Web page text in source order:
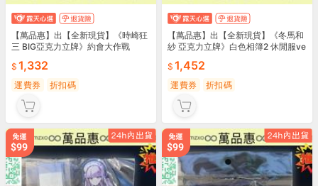
【萬品惠】出【全新現貨】《時崎狂
三 BIG亞克力立牌》約會大作戰
1,332
運費券 折扣碼
【萬品惠】出【全新現貨】《冬馬和
紗 亞克力立牌》白色相簿2 休閒服ve
1,452
運費券 折扣碼